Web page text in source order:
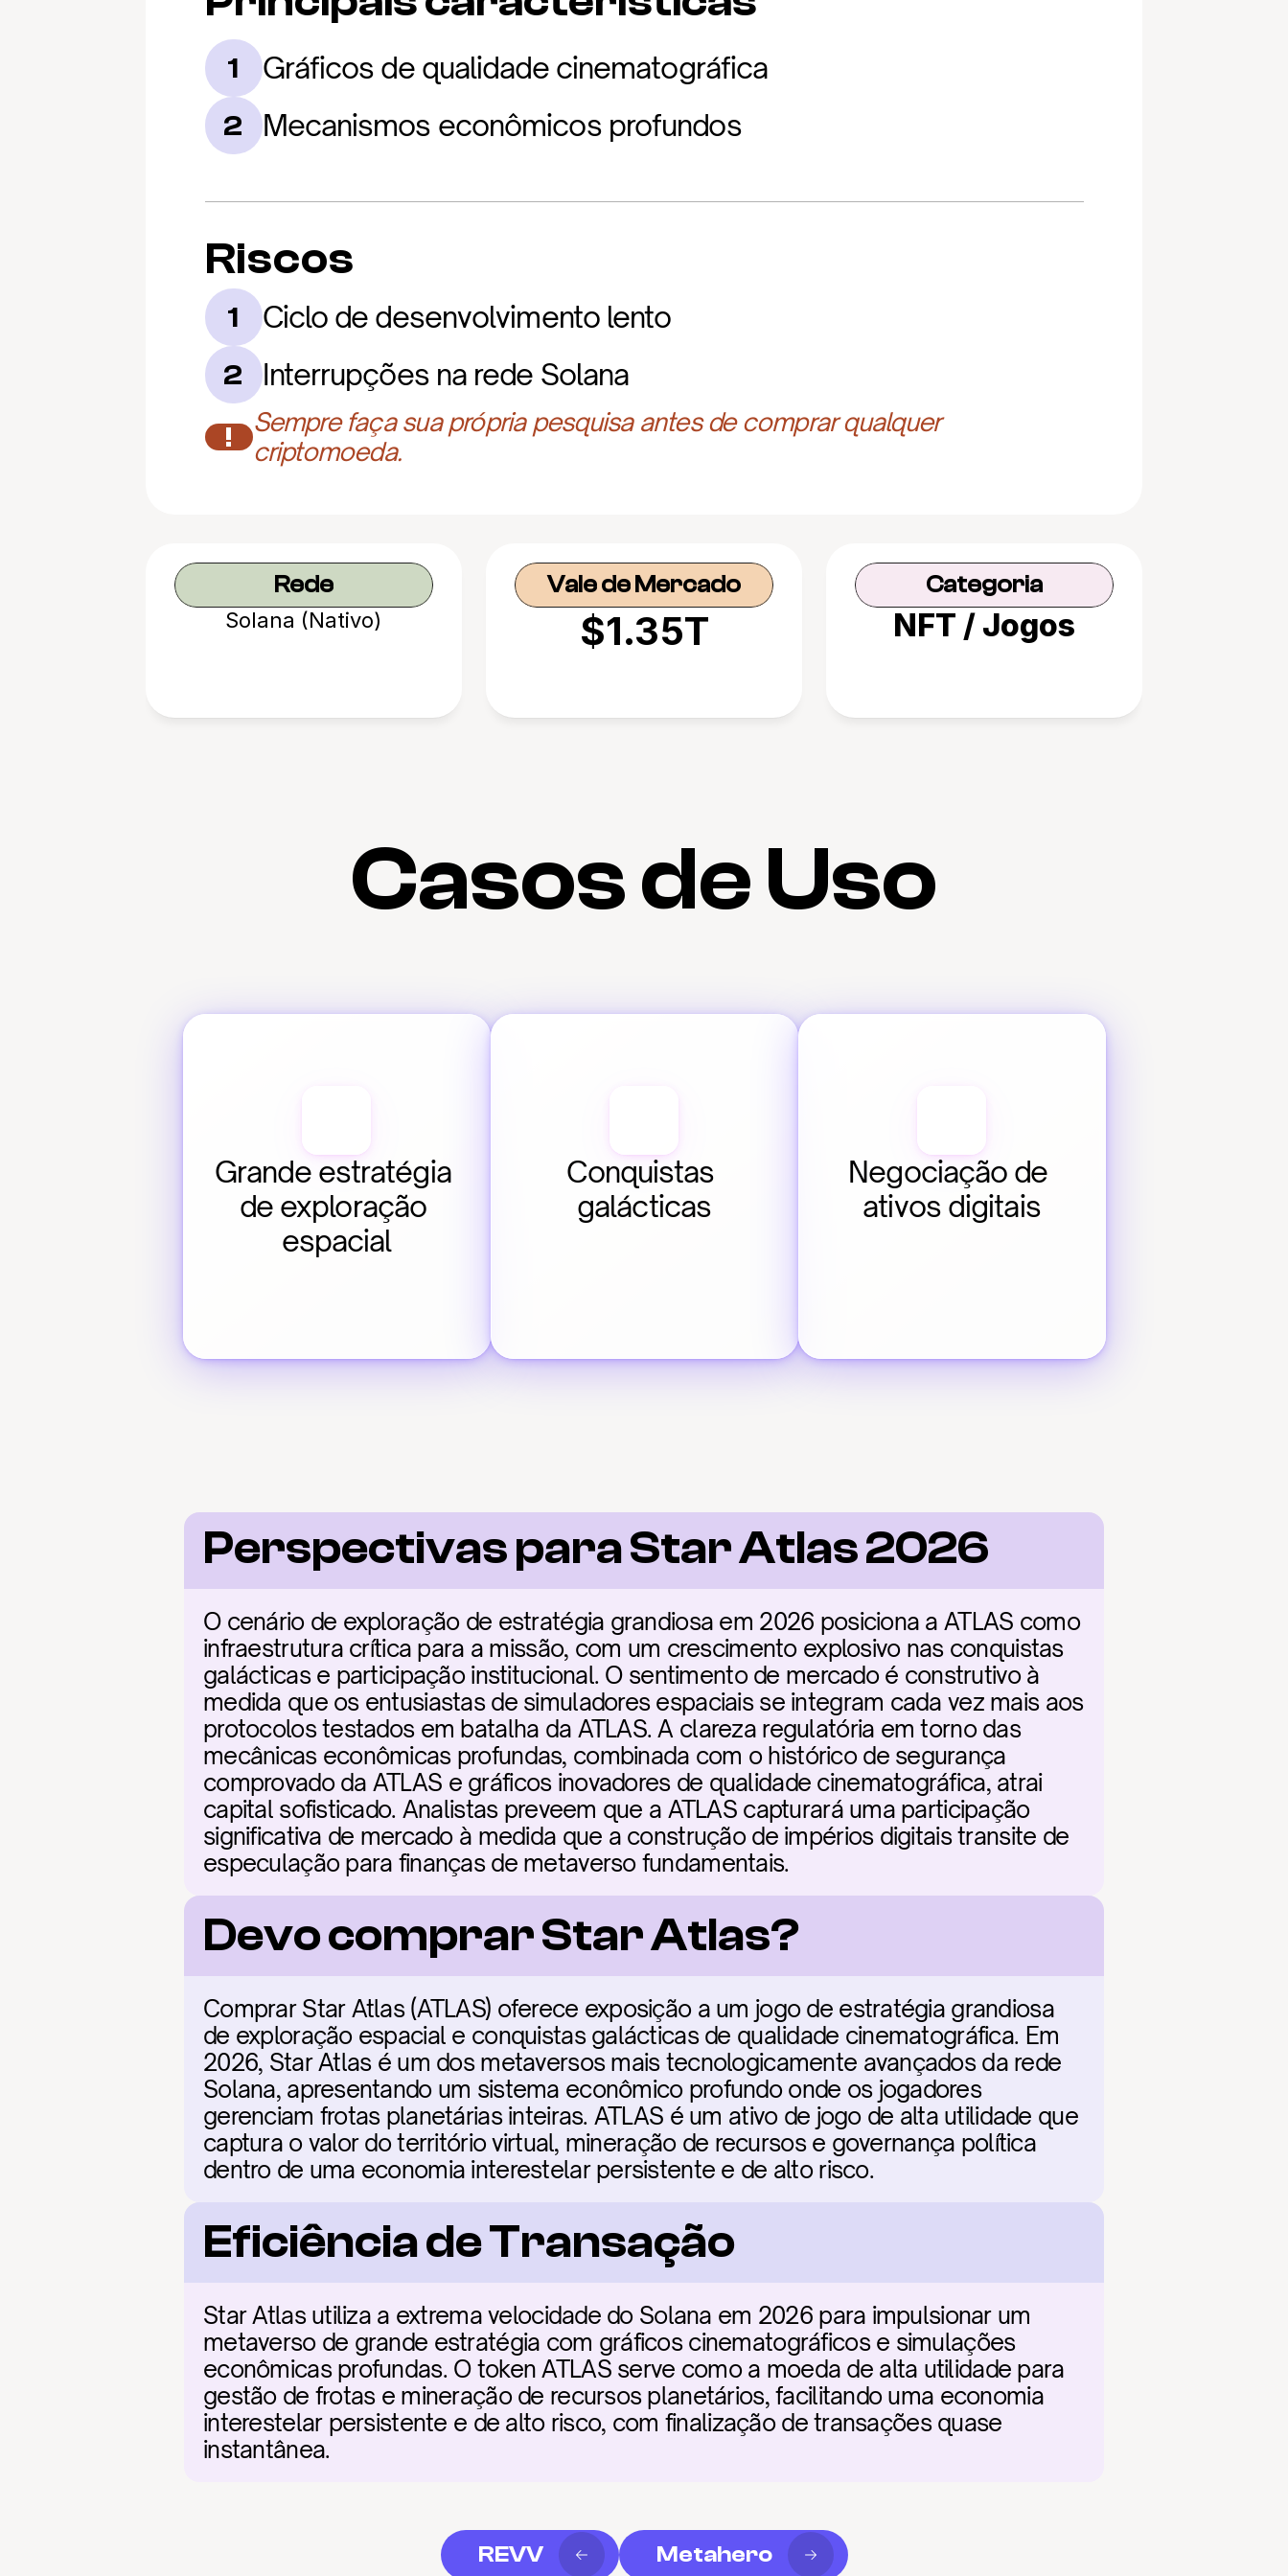
1 Gráficos de qualidade cinematográfica
2 Mecanismos econômicos profundos
Riscos
1 Ciclo de desenvolvimento lento
2 Interrupções na rede Solana
!
Sempre faça sua própria pesquisa antes de comprar qualquer
criptomoeda.
Rede
Solana (Nativo)
Vale de Mercado
$1.35T
Categoria
NFT / Jogos
Casos de Uso
Grande estratégia
de exploração
espacial
Conquistas
galácticas
Negociação de
ativos digitais
Perspectivas para Star Atlas 2026
O cenário de exploração de estratégia grandiosa em 2026 posiciona a ATLAS como
infraestrutura crítica para a missão, com um crescimento explosivo nas conquistas
galácticas e participação institucional. O sentimento de mercado é construtivo à
medida que os entusiastas de simuladores espaciais se integram cada vez mais aos
protocolos testados em batalha da ATLAS. A clareza regulatória em torno das
mecânicas econômicas profundas, combinada com o histórico de segurança
comprovado da ATLAS e gráficos inovadores de qualidade cinematográfica, atrai
capital sofisticado. Analistas preveem que a ATLAS capturará uma participação
significativa de mercado à medida que a construção de impérios digitais transite de
especulação para finanças de metaverso fundamentais.
Devo comprar Star Atlas?
Comprar Star Atlas (ATLAS) oferece exposição a um jogo de estratégia grandiosa
de exploração espacial e conquistas galácticas de qualidade cinematográfica. Em
2026, Star Atlas é um dos metaversos mais tecnologicamente avançados da rede
Solana, apresentando um sistema econômico profundo onde os jogadores
gerenciam frotas planetárias inteiras. ATLAS é um ativo de jogo de alta utilidade que
captura o valor do território virtual, mineração de recursos e governança política
dentro de uma economia interestelar persistente e de alto risco.
Eficiência de Transação
Star Atlas utiliza a extrema velocidade do Solana em 2026 para impulsionar um
metaverso de grande estratégia com gráficos cinematográficos e simulações
econômicas profundas. O token ATLAS serve como a moeda de alta utilidade para
gestão de frotas e mineração de recursos planetários, facilitando uma economia
interestelar persistente e de alto risco, com finalização de transações quase
instantânea.
REVV Metahero